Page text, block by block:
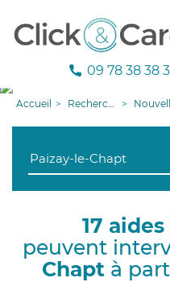
09 78 38 38
Accueil Recherche aide à domicile Nouvelle-
17
peuvent
Chapt à